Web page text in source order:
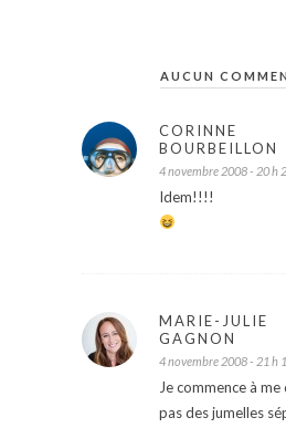
AUCUN
CORINNE
BOURBEILLON
4 novembre 2008 - 20 h
Idem!!!!
MARIE-JULIE
GAGNON
4 novembre 2008 - 21 h
Je commence à
pas des jumelles